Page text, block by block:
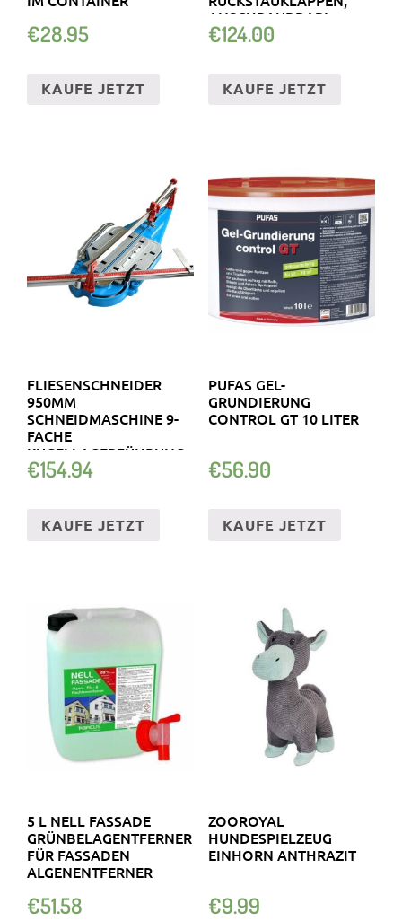
€28.95
KAUFE JETZT
ANSCHRAUBBAR!
MKWSELFID ANTHRAZIT
€124.00
KAUFE JETZT
FLIESENSCHNEIDER
950MM
SCHNEIDMASCHINE 9-
FACHE
KUGELLAGERFÜHRUNG
€154.94
KAUFE JETZT
PUFAS GEL-
GRUNDIERUNG
CONTROL GT 10 LITER
€56.90
KAUFE JETZT
5 L NELL FASSADE
GRÜNBELAGENTFERNER
FÜR FASSADEN
ALGENENTFERNER
€51.58
ZOOROYAL
HUNDESPIELZEUG
EINHORN ANTHRAZIT
€9.99